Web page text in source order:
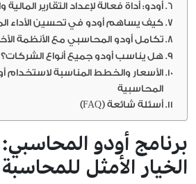
أودو: أداة فعالة لإعداد التقارير المالية
كيف يساهم أودو في تحسين الأداء
تكامل أودو المحاسبي مع الأنظمة
هل يناسب أودو جميع أنواع الشركات؟
الأسعار والخطط المناسبة لاستخدام
المحاسبية
أسئلة شائعة (FAQ)
برنامج أودو المحاسبي:
الخيار الأمثل